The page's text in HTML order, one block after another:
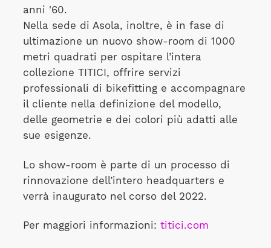
anni '60.
Nella sede di Asola, inoltre, è in fase di
ultimazione un nuovo show-room di 1000
metri quadrati per ospitare l’intera
collezione TITICI, offrire servizi
professionali di bikefitting e accompagnare
il cliente nella definizione del modello,
delle geometrie e dei colori più adatti alle
sue esigenze.
Lo show-room è parte di un processo di
rinnovazione dell’intero headquarters e
verrà inaugurato nel corso del 2022.
Per maggiori informazioni: titici.com